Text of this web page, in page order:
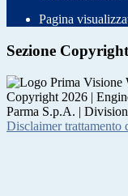
Pagina
Sezione Copyright
Copyright 2026 |
Parma S.p.A. |
Disclaimer trattamento